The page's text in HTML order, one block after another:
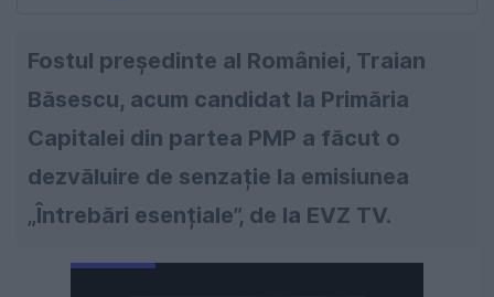
Fostul președinte al României, Traian
Băsescu, acum candidat la Primăria
Capitalei din partea PMP a făcut o
dezvăluire de senzație la emisiunea
„Întrebări esențiale”, de la EVZ TV.